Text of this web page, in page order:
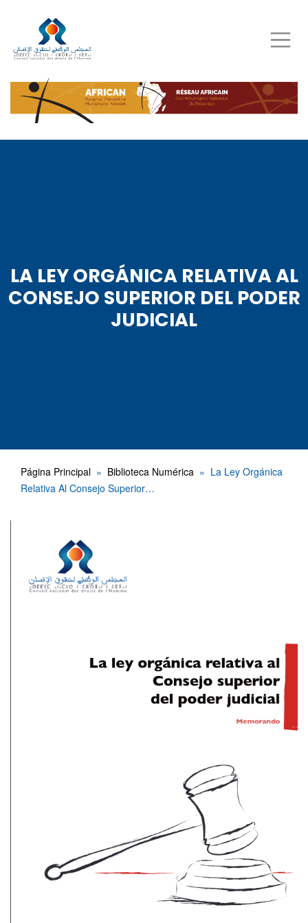
to
main
content
LA LEY ORGÁNICA RELATIVA AL
CONSEJO SUPERIOR DEL PODER
JUDICIAL
Página Principal Biblioteca Numérica
La Ley Orgánica
Relativa Al Consejo Superior…